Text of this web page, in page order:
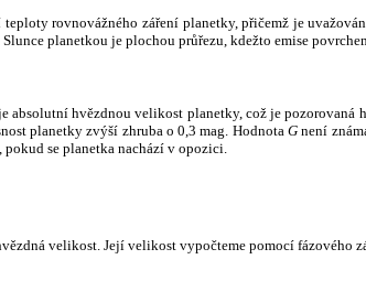
rovnovážného záření planetky, přičemž je
planetkou je plochou průřezu, kdežto emise
absolutní hvězdnou velikost planetky, což je pozorovaná
planetky zvýší zhruba o 0,3 mag. HodnotaG není
pokud se planetka nachází v opozici.
velikost. Její velikost vypočteme pomocí fázového